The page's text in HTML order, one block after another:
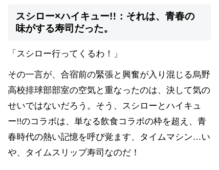
スシロー×ハイキュー!!：それは、青春の
味がする寿司だった。
「スシロー行ってくるわ！」
その一言が、合宿前の緊張と興奮が入り混じる烏野
高校排球部部室の空気と重なったのは、決して気の
せいではないだろう。そう、スシローとハイキュ
ー!!のコラボは、単なる飲食コラボの枠を超え、青
春時代の熱い記憶を呼び覚ます、タイムマシン…い
や、タイムスリップ寿司なのだ！